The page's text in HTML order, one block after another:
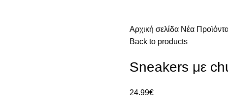
Αρχική σελίδα Νέα
Back to products
Sneakers με
24.99€